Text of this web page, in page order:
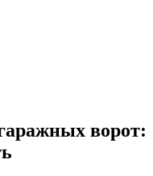
ворот: